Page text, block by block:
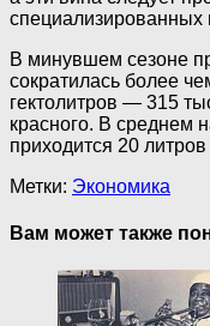
специализированных
В минувшем сезоне
сократилась более
гектолитров — 315
красного. В среднем
приходится 20 литров
Метки: Экономика
Вам может также